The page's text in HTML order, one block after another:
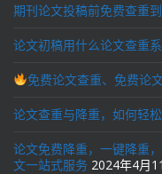
期刊论文投稿前免费查重
论文初稿用什么论文查重系
免费论文查重、免费论
论文查重与降重，如何轻松
论文免费降重，一键降重
文一站式服务 2024年4月